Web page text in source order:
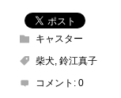
キャスター
柴犬, 鈴江真子
コメント: 0